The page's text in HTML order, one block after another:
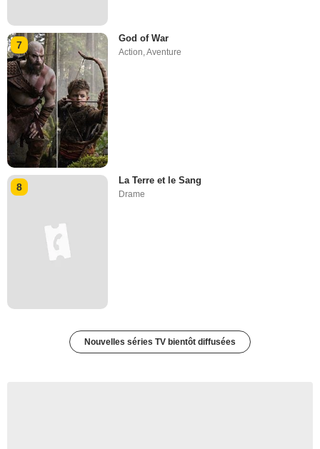
7
God of War
Action,Aventure
8
La Terre et le Sang
Drame
Nouvelles séries TV bientôt diffusées